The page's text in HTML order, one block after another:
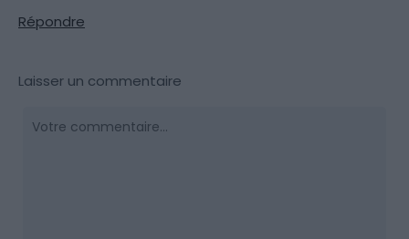
Répondre
Laisser un commentaire